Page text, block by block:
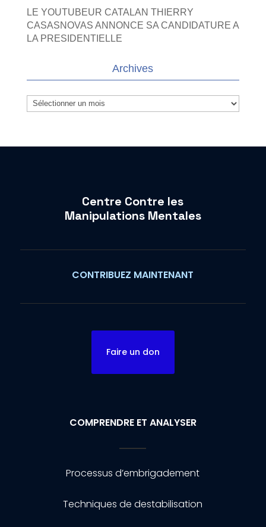
LE YOUTUBEUR CATALAN THIERRY
CASASNOVAS ANNONCE SA CANDIDATURE A
LA PRESIDENTIELLE
Archives
Archives
Centre Contre les
Manipulations Mentales
CONTRIBUEZ MAINTENANT
Faire un don
COMPRENDRE ET ANALYSER
Processus d’embrigadement
Techniques de destabilisation